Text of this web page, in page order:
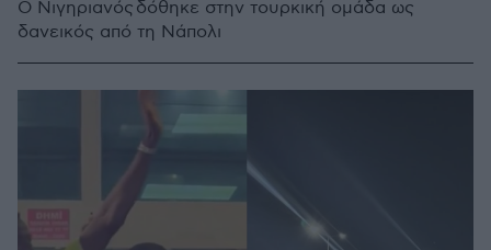
Ο Νιγηριανός δόθηκε στην τουρκική ομάδα ως
δανεικός από τη Νάπολι